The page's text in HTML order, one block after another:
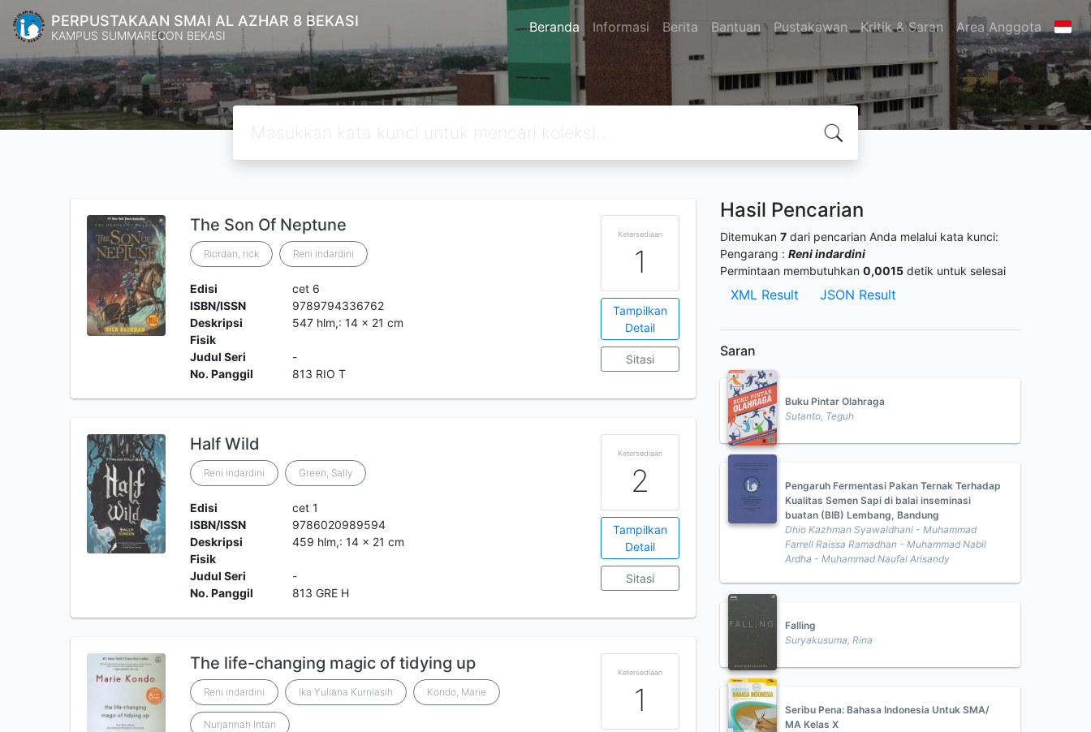
PERPUSTAKAAN SMAI AL AZHAR 8 BEKASI
KAMPUS SUMMARECON BEKASI Beranda Informasi Berita Bantuan Pustakawan Kritik & Saran Area Anggota
The Son Of Neptune
Riordan, rick Reni indardini
Edisi
cet 6
ISBN/ISSN
9789794336762
Deskripsi
Fisik
547 hlm,: 14 x 21 cm
Judul Seri
-
No. Panggil
813 RIO T
Ketersediaan
1
Tampilkan
Detail
Sitasi
Half Wild
Reni indardini Green, Sally
Edisi
cet 1
ISBN/ISSN
9786020989594
Deskripsi
Fisik
459 hlm,: 14 x 21 cm
Judul Seri
-
No. Panggil
813 GRE H
Ketersediaan
2
Tampilkan
Detail
Sitasi
The life-changing magic of tidying up
Reni indardini Ika Yuliana Kurniasih Kondo, Marie
Nurjannah Intan
Ketersediaan
1
Hasil Pencarian
Ditemukan 7 dari pencarian Anda melalui kata kunci:
Pengarang : Reni indardini
Permintaan membutuhkan 0,0015 detik untuk selesai
XML Result JSON Result
Saran
Buku Pintar Olahraga
Sutanto, Teguh
Pengaruh Fermentasi Pakan Ternak Terhadap
Kualitas Semen Sapi di balai inseminasi
buatan (BIB) Lembang, Bandung
Dhio Kazhman Syawaldhani - Muhammad
Farrell Raissa Ramadhan - Muhammad Nabil
Ardha - Muhammad Naufal Arisandy
Falling
Suryakusuma, Rina
Seribu Pena: Bahasa Indonesia Untuk SMA/
MA Kelas X